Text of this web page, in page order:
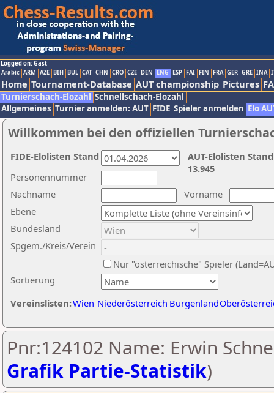
Logged on: Gast
Arabic ARM AZE BIH BUL CAT CHN CRO CZE DEN ENG ESP FAI FIN FRA GER GRE INA
Home Tournament-Database AUT championship Pictures
Turnierschach-Elozahl Schnellschach-Elozahl
Allgemeines Turnier anmelden: AUT FIDE Spieler anmelden Elo
Willkommen bei den offiziellen
Nachname
Vorname
Ebene
Sortierung
Personennummer
Bundesland
Spgem./Kreis/Verein
Nur "österreichische" Spieler
Vereinslisten:Wien Niederösterreich Burgenland
AUT-Elolisten
13.945
FIDE-Elolisten Stand
Pnr:124102 Name: Erwin
Grafik Partie-Statistik)